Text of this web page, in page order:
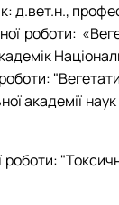
роботи:
академії
роботи: "